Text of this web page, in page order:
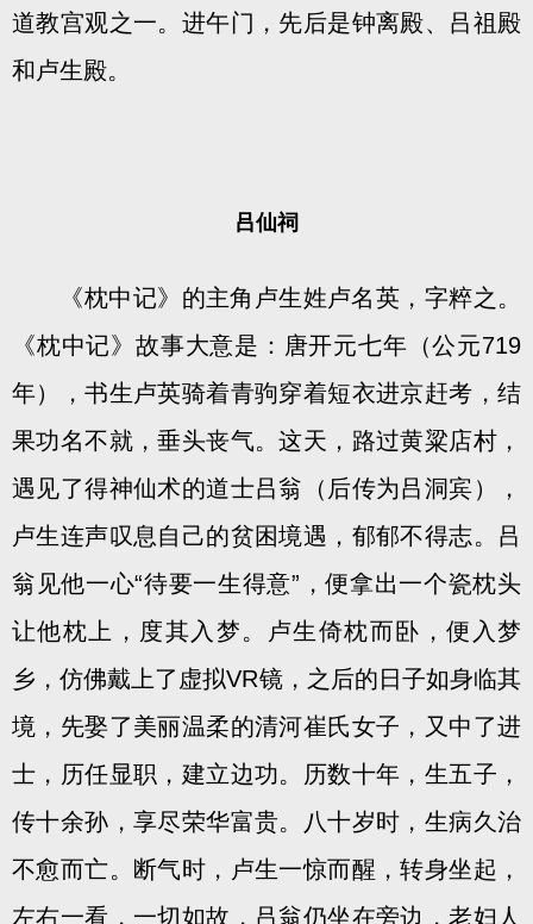
道教宫观之一。进午门，先后是钟离殿、吕祖殿
和卢生殿。
吕仙祠
《枕中记》的主角卢生姓卢名英，字粹之。
《枕中记》故事大意是：唐开元七年（公元719
年），书生卢英骑着青驹穿着短衣进京赶考，结
果功名不就，垂头丧气。这天，路过黄粱店村，
遇见了得神仙术的道士吕翁（后传为吕洞宾），
卢生连声叹息自己的贫困境遇，郁郁不得志。吕
翁见他一心“待要一生得意”，便拿出一个瓷枕头
让他枕上，度其入梦。卢生倚枕而卧，便入梦
乡，仿佛戴上了虚拟VR镜，之后的日子如身临其
境，先娶了美丽温柔的清河崔氏女子，又中了进
士，历任显职，建立边功。历数十年，生五子，
传十余孙，享尽荣华富贵。八十岁时，生病久治
不愈而亡。断气时，卢生一惊而醒，转身坐起，
左右一看，一切如故，吕翁仍坐在旁边，老妇人